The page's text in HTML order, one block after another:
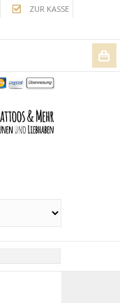
ZUR KASSE